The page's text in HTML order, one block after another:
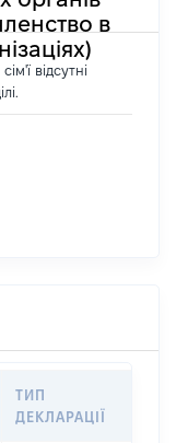
в
відсутні
ТИП
ДЕКЛАРАЦІЇ